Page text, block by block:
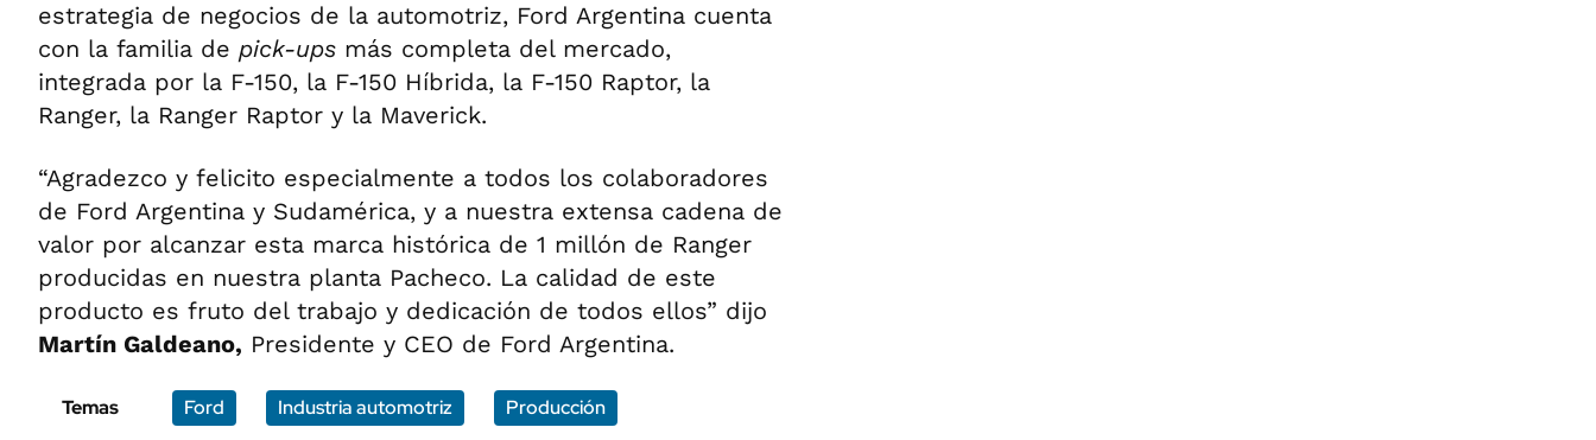
estrategia de negocios de la automotriz, Ford Argentina cuenta
con la familia de pick-ups más completa del mercado,
integrada por la F-150, la F-150 Híbrida, la F-150 Raptor, la
Ranger, la Ranger Raptor y la Maverick.
“Agradezco y felicito especialmente a todos los colaboradores
de Ford Argentina y Sudamérica, y a nuestra extensa cadena de
valor por alcanzar esta marca histórica de 1 millón de Ranger
producidas en nuestra planta Pacheco. La calidad de este
producto es fruto del trabajo y dedicación de todos ellos” dijo
Martín Galdeano, Presidente y CEO de Ford Argentina.
Temas Ford Industria automotriz Producción